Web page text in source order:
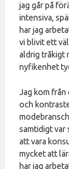
jag går på
intensiva,
har jag
vi blivit ett väl
aldrig tråkigt
nyfikenhet
Jag kom från
och
samtidigt var
att vara
mycket att
har jag